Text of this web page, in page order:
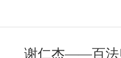
谢仁杰——百法